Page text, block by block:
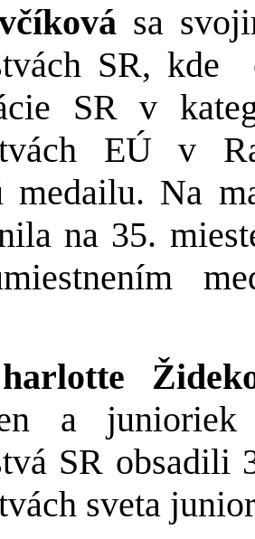
sa
SR, kde
SR v
EÚ v
medailu. Na
na 35.
a
SR obsadili
sveta